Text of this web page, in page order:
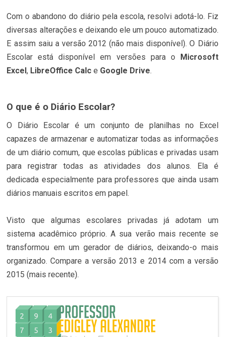
Com o abandono do diário pela escola, resolvi adotá-lo. Fiz
diversas alterações e deixando ele um pouco automatizado.
E assim saiu a versão 2012 (não mais disponível). O Diário
Escolar está disponível em versões para o Microsoft
Excel, LibreOffice Calc e Google Drive.
O que é o Diário Escolar?
O Diário Escolar é um conjunto de planilhas no Excel
capazes de armazenar e automatizar todas as informações
de um diário comum, que escolas públicas e privadas usam
para registrar todas as atividades dos alunos. Ela é
dedicada especialmente para professores que ainda usam
diários manuais escritos em papel.
Visto que algumas escolares privadas já adotam um
sistema acadêmico próprio. A sua verão mais recente se
transformou em um gerador de diários, deixando-o mais
organizado. Compare a versão 2013 e 2014 com a versão
2015 (mais recente).